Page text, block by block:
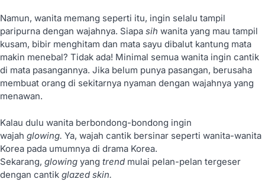
Namun, wanita memang seperti itu, ingin selalu tampil
paripurna dengan wajahnya. Siapa sih wanita yang mau tampil
kusam, bibir menghitam dan mata sayu dibalut kantung mata
makin menebal? Tidak ada! Minimal semua wanita ingin cantik
di mata pasangannya. Jika belum punya pasangan, berusaha
membuat orang di sekitarnya nyaman dengan wajahnya yang
menawan.
Kalau dulu wanita berbondong-bondong ingin
wajah glowing. Ya, wajah cantik bersinar seperti wanita-wanita
Korea pada umumnya di drama Korea.
Sekarang, glowing yang trend mulai pelan-pelan tergeser
dengan cantik glazed skin.